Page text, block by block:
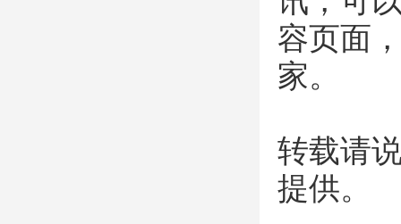
容页面
家。
转载请
提供。